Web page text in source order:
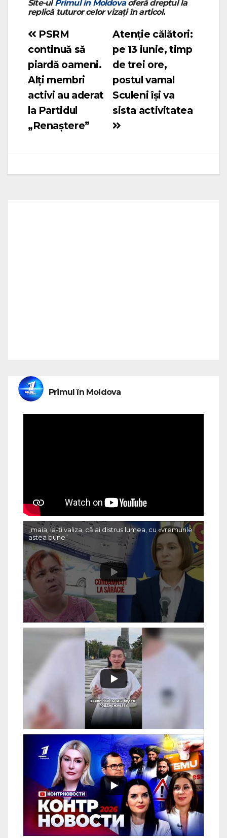
Site-ulPrimul in Moldovaoferă dreptul la
replică tuturor celor vizați în articol.
Navigare
în
articole
Atenție călători:
pe 13 iunie, timp
de trei ore,
postul vamal
Sculeni își va
sista activitatea
PSRM
continuă să
piardă oameni.
Alți membri
activi au aderat
la Partidul
„Renaștere”
Primul în Moldova
„maia, ia-ți valiza, că ai distrus lumea, cu «vremurile
astea bune”